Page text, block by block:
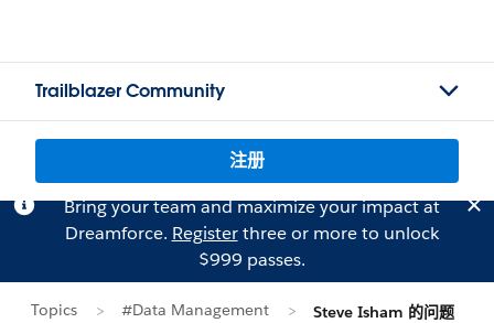
Trailblazer Community
注册
Bring your team and maximize your impact at
Dreamforce. Registerthree or more to unlock
$999 passes.
Topics #Data Management Steve Isham 的问题